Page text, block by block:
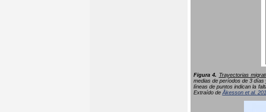
Figura 4. Trayectorias
medias de períodos de 3
líneas de puntos indican la
Extraído de Åkesson et al.